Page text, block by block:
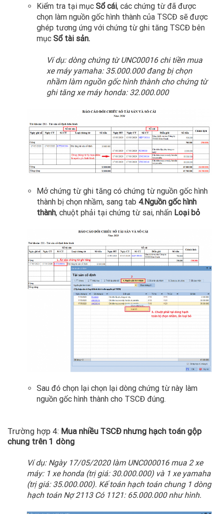
Kiểm tra tại mục Sổ cái, các chứng từ đã được
chọn làm nguồn gốc hình thành của TSCĐ sẽ được
ghép tương ứng với chứng từ ghi tăng TSCĐ bên
mục Sổ tài sản.
Ví dụ: dòng chứng từ UNC00016 chi tiền mua
xe máy yamaha: 35.000.000 đang bị chọn
nhầm làm nguồn gốc hình thành cho chứng từ
ghi tăng xe máy honda: 32.000.000
Mở chứng từ ghi tăng có chứng từ nguồn gốc hình
thành bị chọn nhầm, sang tab 4.Nguồn gốc hình
thành, chuột phải tại chứng từ sai, nhấn Loại bỏ
Sau đó chọn lại chọn lại dòng chứng từ này làm
nguồn gốc hình thành cho TSCĐ đúng.
Trường hợp 4: Mua nhiều TSCĐ nhưng hạch toán gộp
chung trên 1 dòng
Ví dụ: Ngày 17/05/2020 làm UNC000016 mua 2 xe
máy: 1 xe honda (trị giá: 30.000.000) và 1 xe yamaha
(trị giá: 35.000.000). Kế toán hạch toán chung 1 dòng
hạch toán Nợ 2113 Có 1121: 65.000.000 như hình.